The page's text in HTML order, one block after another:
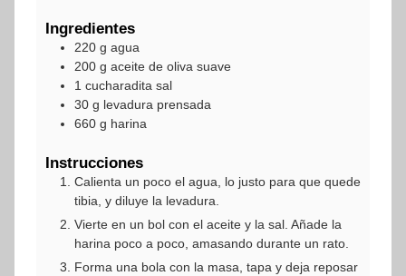
Ingredientes
220 g agua
200 g aceite de oliva suave
1 cucharadita sal
30 g levadura prensada
660 g harina
Instrucciones
Calienta un poco el agua, lo justo para que quede
tibia, y diluye la levadura.
Vierte en un bol con el aceite y la sal. Añade la
harina poco a poco, amasando durante un rato.
Forma una bola con la masa, tapa y deja reposar